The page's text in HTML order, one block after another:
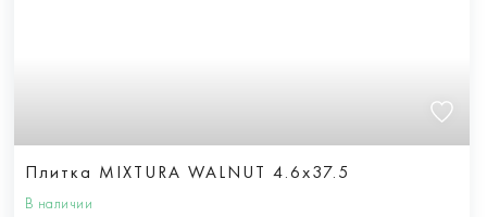
Плитка MIXTURA WALNUT 4.6x37.5
В наличии